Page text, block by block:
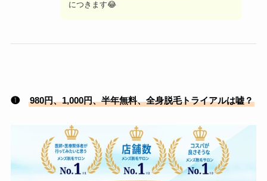
につきます😂
❶ 980円、1,000円、半年無料、全身脱毛トライアルは嘘？